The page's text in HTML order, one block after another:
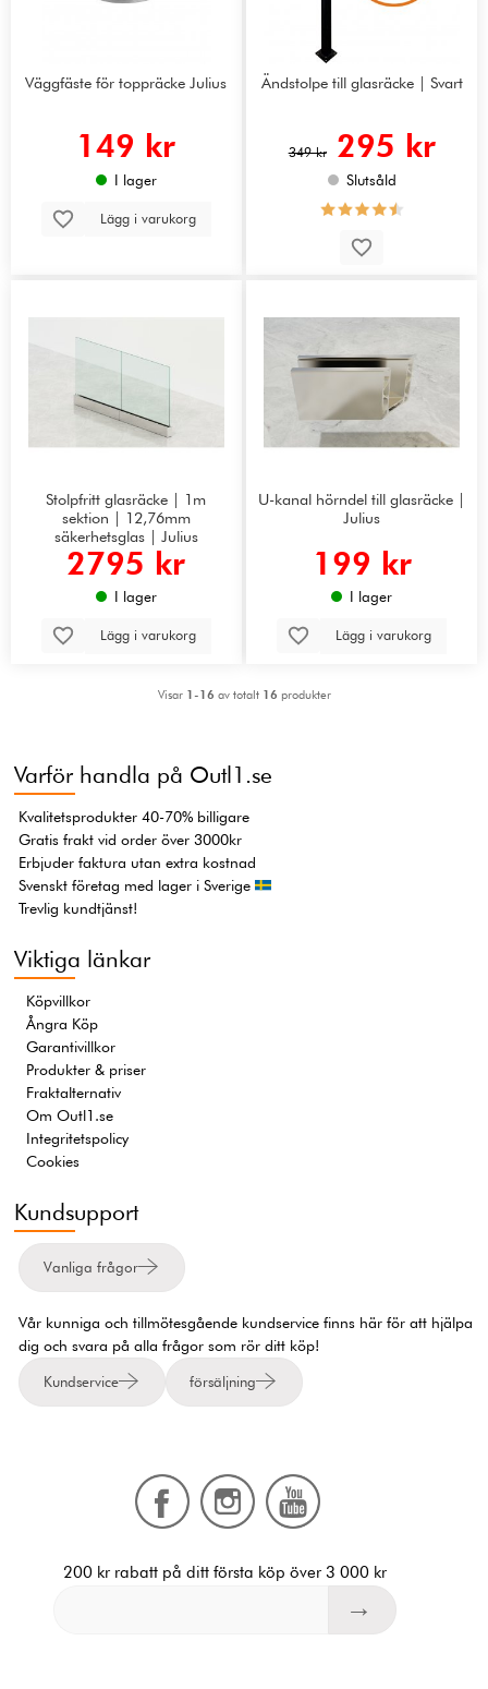
Väggfäste för toppräcke Julius
149 kr
I lager
Lägg i varukorg
Ändstolpe till glasräcke | Svart
349 kr 295 kr
Slutsåld
Stolpfritt glasräcke | 1m
sektion | 12,76mm
säkerhetsglas | Julius
2795 kr
I lager
Lägg i varukorg
U-kanal hörndel till glasräcke |
Julius
199 kr
I lager
Lägg i varukorg
Visar 1-16 av totalt 16 produkter
Varför handla på Outl1.se
Kvalitetsprodukter 40-70% billigare
Gratis frakt vid order över 3000kr
Erbjuder faktura utan extra kostnad
Svenskt företag med lager i Sverige
Trevlig kundtjänst!
Viktiga länkar
Köpvillkor
Ångra Köp
Garantivillkor
Produkter & priser
Fraktalternativ
Om Outl1.se
Integritetspolicy
Cookies
Kundsupport
Vanliga frågor
Vår kunniga och tillmötesgående kundservice finns här för att hjälpa
dig och svara på alla frågor som rör ditt köp!
Kundservice försäljning
200 kr rabatt på ditt första köp över 3 000 kr